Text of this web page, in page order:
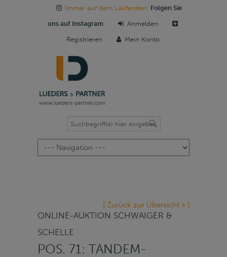
Immer auf dem Laufenden: Folgen Sie
uns auf Instagram Anmelden
Registrieren Mein Konto
Navigation
[ Zurück zur Übersicht » ]
ONLINE-AUKTION SCHWAIGER &
SCHELLE
POS. 71: TANDEM-